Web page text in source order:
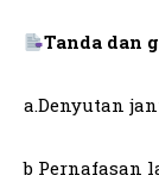
Tanda dan
a.Denyutan
b Pernafasan